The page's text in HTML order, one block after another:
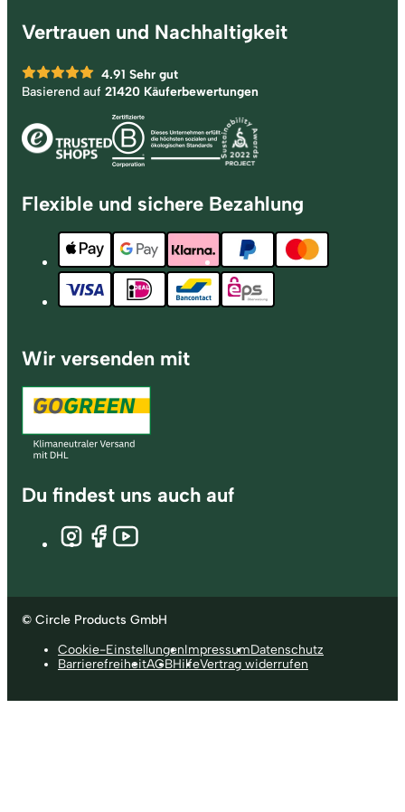
Vertrauen und Nachhaltigkeit
4.91 Sehr gut
Basierend auf 21420 Käuferbewertungen
Flexible und sichere Bezahlung
Wir versenden mit
Du findest uns auch auf
© Circle Products GmbH
Cookie-EinstellungenImpressumDatenschutz
BarrierefreiheitAGBHilfeVertrag widerrufen